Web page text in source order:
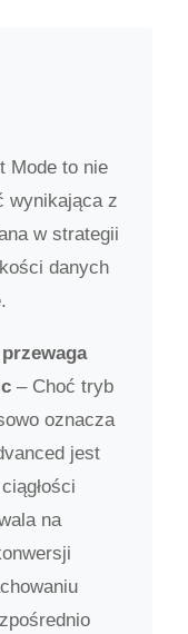
Mode to nie
wynikająca z
w strategii
danych
– Choć tryb
oznacza
jest
na